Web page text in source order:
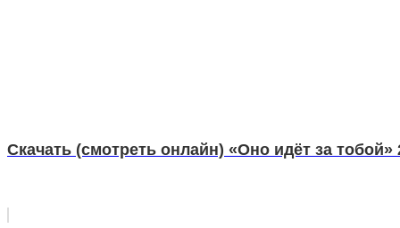
Скачать (смотреть онлайн) «Оно идёт за тобой»